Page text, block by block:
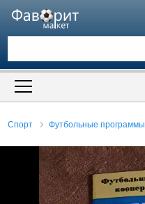
Искать также в описании
Спорт Футбольные программы